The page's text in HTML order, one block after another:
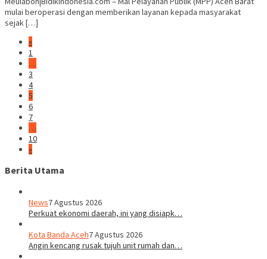
mulai beroperasi dengan memberikan layanan kepada masyarakat
sejak […]
«
1
…
3
4
5
6
7
…
10
»
Berita Utama
News7 Agustus 2026
Perkuat ekonomi daerah, ini yang disiapk…
Kota Banda Aceh7 Agustus 2026
Angin kencang rusak tujuh unit rumah dan…